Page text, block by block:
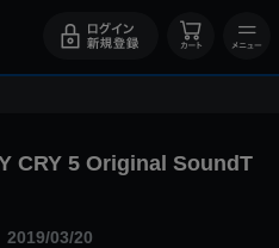
CRY 5 Original SoundT
2019/03/20